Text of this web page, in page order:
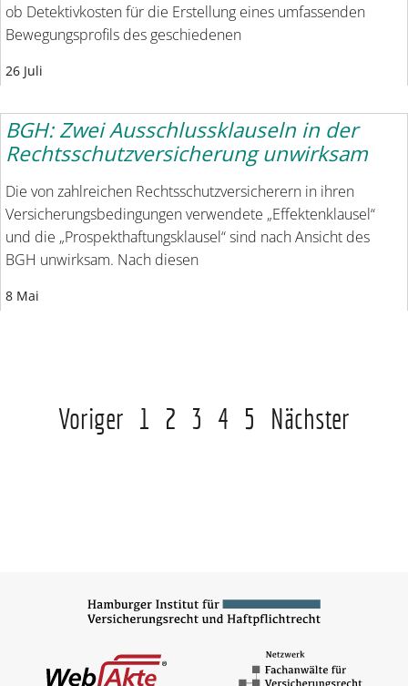
ob Detektivkosten für die Erstellung eines umfassenden
Bewegungsprofils des geschiedenen
26 Juli
BGH: Zwei Ausschlussklauseln in der
Rechtsschutzversicherung unwirksam
Die von zahlreichen Rechtsschutzversicherern in ihren
Versicherungsbedingungen verwendete „Effektenklausel“
und die „Prospekthaftungsklausel“ sind nach Ansicht des
BGH unwirksam. Nach diesen
8 Mai
Voriger 1 2 3 4 5 Nächster